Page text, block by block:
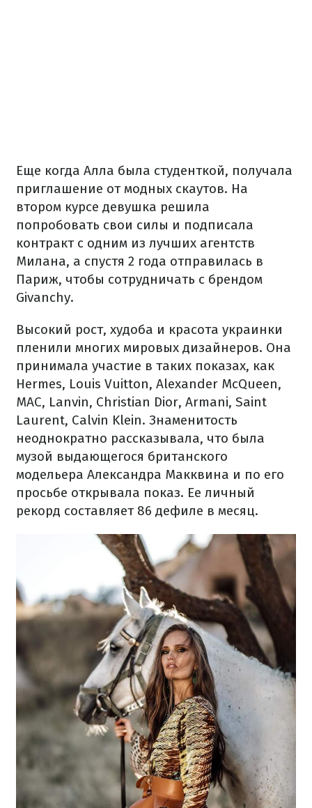
Еще когда Алла была студенткой, получала
приглашение от модных скаутов. На
втором курсе девушка решила
попробовать свои силы и подписала
контракт с одним из лучших агентств
Милана, а спустя 2 года отправилась в
Париж, чтобы сотрудничать с брендом
Givanchy.
Высокий рост, худоба и красота украинки
пленили многих мировых дизайнеров. Она
принимала участие в таких показах, как
Hermes, Louis Vuitton, Alexander McQueen,
MAC, Lanvin, Christian Dior, Armani, Saint
Laurent, Calvin Klein. Знаменитость
неоднократно рассказывала, что была
музой выдающегося британского
модельера Александра Макквина и по его
просьбе открывала показ. Ее личный
рекорд составляет 86 дефиле в месяц.